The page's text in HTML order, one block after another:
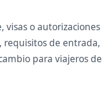
visas o autorizaciones
requisitos de entrada,
para viajeros de